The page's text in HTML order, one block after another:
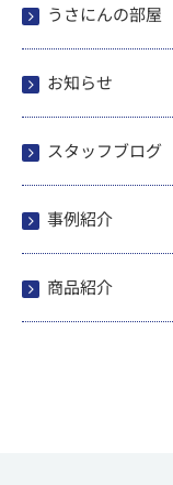
うさにんの部屋
お知らせ
スタッフブログ
事例紹介
商品紹介